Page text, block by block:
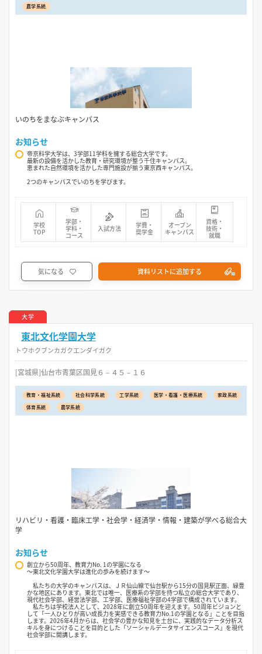
農学系統
いのちをまなぶキャンパス
お知らせ
帝京科学大学は、3学部11学科を擁する総合大学です。
最新の設備を活かした教育・研究環境が整う千住キャンパス。
恵まれた自然環境を活かした専門施設が揃う東京西キャンパス。
2つのキャンパスでいのちを学びます。
学校
TOP
学部・
学科・
コース
入試方法
学費・
奨学金
オープン
キャンパス
資格・
技術・
就職
気になる 資料リストに追加する
大学
東北文化学園大学
トウホクブンカガクエンダイガク
[宮城県]仙台市青葉区国見６－４５－１６
教育・福祉系統 社会科学系統 工学系統 医学・看護・医療系統
家政系統
体育系統
農学系統
リハビリ・看護・臨床工学・社会学・経済学・情報・建築が学べる総合大
学
お知らせ
創立から50周年、教育力No. 1の学園になる
〜東北文化学園大学は進化の歩みを続けます〜
私たちの大学のキャンパスは、ＪＲ仙山線で仙台駅から15分の国見駅正面、緑豊
かな地区にあります。東北では唯一、医療系の学部を持つ私立の総合大学であり、
現代社会学部、経営法学部、工学部、医療福祉学部の4学部で構成されています。
私たちは学校法人として、2028年に創立50周年を迎えます。50周年ビジョンと
して「一人ひとりが高い成長力を実感できる教育力No.1の学園となる」ことを目指
します。2026年4月からは、社会学の豊かな知見を土台に、実践的なデータ分析ス
キルを身につけることを目的とした「ソーシャルデータサイエンスコース」を現代
社会学部に開講します。